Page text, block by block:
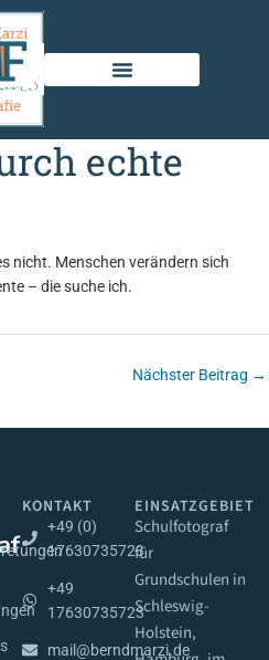
echte
nicht. Menschen verändern sich
– die suche ich.
Nächster Beitrag →
KONTAKT
+49 (0)
17630735723
+49
17630735723
mail@berndmarzi.de
EINSATZGEBIET
Schulfotograf
für
Grundschulen in
Schleswig-
Holstein,